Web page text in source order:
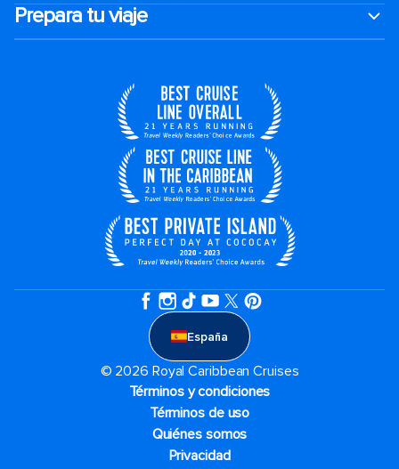
Prepara tu viaje
España
© 2026 Royal Caribbean Cruises
Términos y condiciones
Términos de uso
Quiénes somos
Privacidad